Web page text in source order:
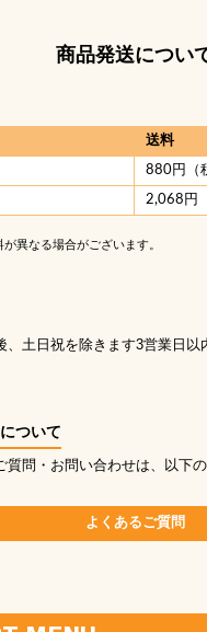
商品発送につい
送料
880円（
2,068円
異なる場合がございます。
、土日祝を除きます3営業日以
ついて
質問・お問い合わせは、以下
よくあるご質問